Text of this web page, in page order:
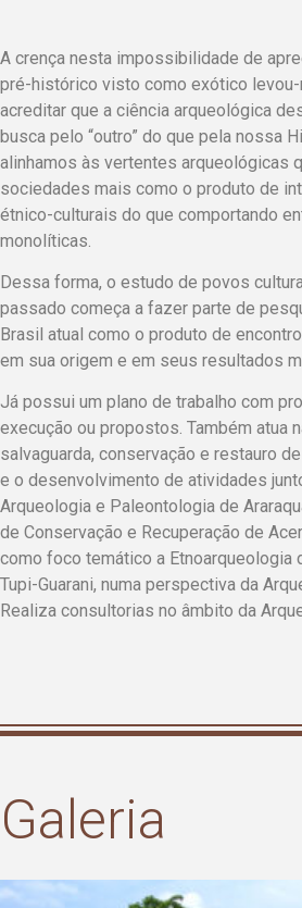
A crença nesta impossibilidade de
pré-histórico visto como exótico
acreditar que a ciência arqueológica
busca pelo “outro” do que pela nossa
alinhamos às vertentes arqueológicas
sociedades mais como o produto de
étnico-culturais do que comportando
monolíticas.
Dessa forma, o estudo de povos
passado começa a fazer parte de
Brasil atual como o produto de
em sua origem e em seus resultados
Já possui um plano de trabalho com
execução ou propostos. Também atua
salvaguarda, conservação e restauro
e o desenvolvimento de atividades
Arqueologia e Paleontologia de
de Conservação e Recuperação de
como foco temático a Etnoarqueologia
Tupi-Guarani, numa perspectiva da
Realiza consultorias no âmbito da
Galeria